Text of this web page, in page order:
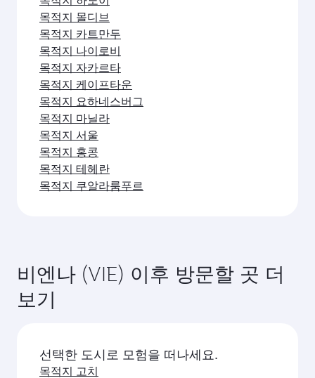
목적지 몰디브
목적지 카트만두
목적지 나이로비
목적지 자카르타
목적지 케이프타운
목적지 요하네스버그
목적지 마닐라
목적지 서울
목적지 홍콩
목적지 테헤란
목적지 쿠알라룸푸르
비엔나 (VIE) 이후 방문할 곳 더
보기
선택한 도시로 모험을 떠나세요.
목적지 고치